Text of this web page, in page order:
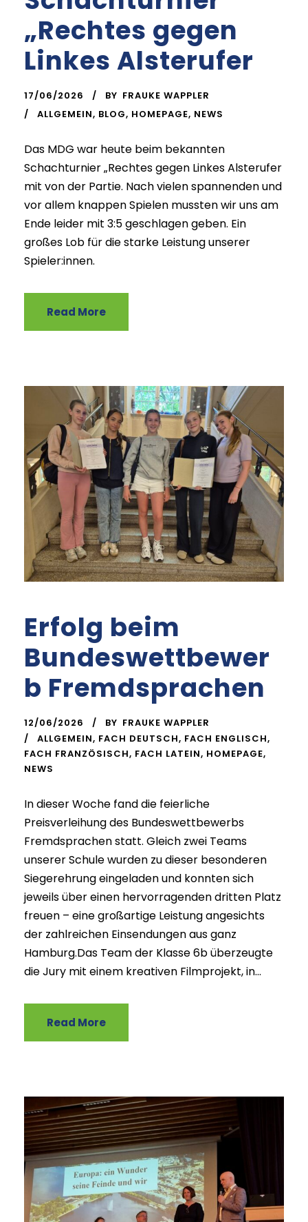
„Rechtes gegen
Linkes Alsterufer
17/06/2026 BY FRAUKE WAPPLER
ALLGEMEIN, BLOG, HOMEPAGE, NEWS
Das MDG war heute beim bekannten
Schachturnier „Rechtes gegen Linkes Alsterufer
mit von der Partie. Nach vielen spannenden und
vor allem knappen Spielen mussten wir uns am
Ende leider mit 3:5 geschlagen geben. Ein
großes Lob für die starke Leistung unserer
Spieler:innen.
Read More
Erfolg beim
Bundeswettbewer
b Fremdsprachen
12/06/2026 BY FRAUKE WAPPLER
ALLGEMEIN, FACH DEUTSCH, FACH ENGLISCH,
FACH FRANZÖSISCH, FACH LATEIN, HOMEPAGE,
NEWS
In dieser Woche fand die feierliche
Preisverleihung des Bundeswettbewerbs
Fremdsprachen statt. Gleich zwei Teams
unserer Schule wurden zu dieser besonderen
Siegerehrung eingeladen und konnten sich
jeweils über einen hervorragenden dritten Platz
freuen – eine großartige Leistung angesichts
der zahlreichen Einsendungen aus ganz
Hamburg.Das Team der Klasse 6b überzeugte
die Jury mit einem kreativen Filmprojekt, in...
Read More